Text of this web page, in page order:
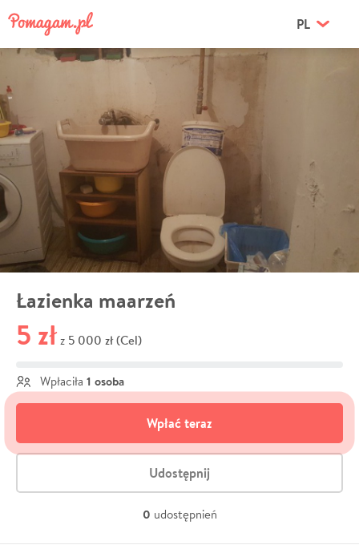
PL
Łazienka maarzeń
5 zł z 5 000 zł (Cel)
Wpłaciła 1 osoba
Wpłać teraz
Udostępnij
0 udostępnień